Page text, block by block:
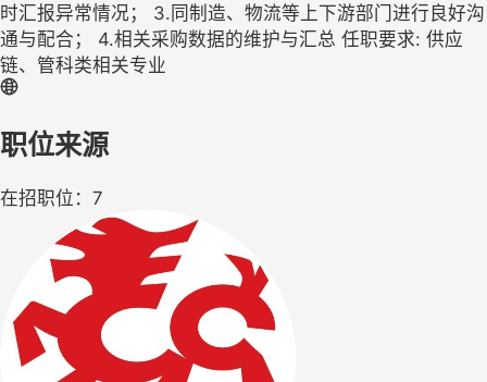
时汇报异常情况； 3.同制造、物流等上下游部门进行良好沟
通与配合； 4.相关采购数据的维护与汇总 任职要求: 供应
链、管科类相关专业
职位来源
在招职位：7